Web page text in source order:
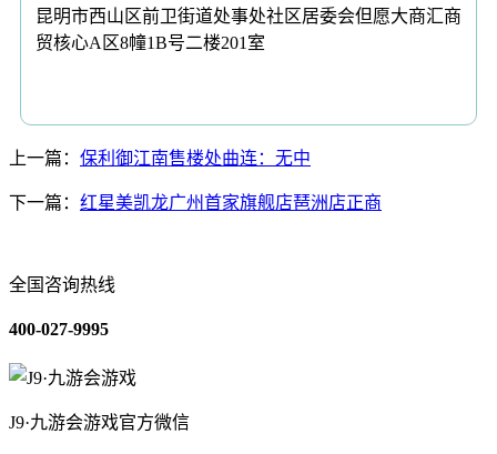
昆明市西山区前卫街道处事处社区居委会但愿大商汇商
贸核心A区8幢1B号二楼201室
上一篇： 保利御江南售楼处曲连：无中
下一篇： 红星美凯龙广州首家旗舰店琶洲店正商
全国咨询热线
400-027-9995
J9·九游会游戏官方微信